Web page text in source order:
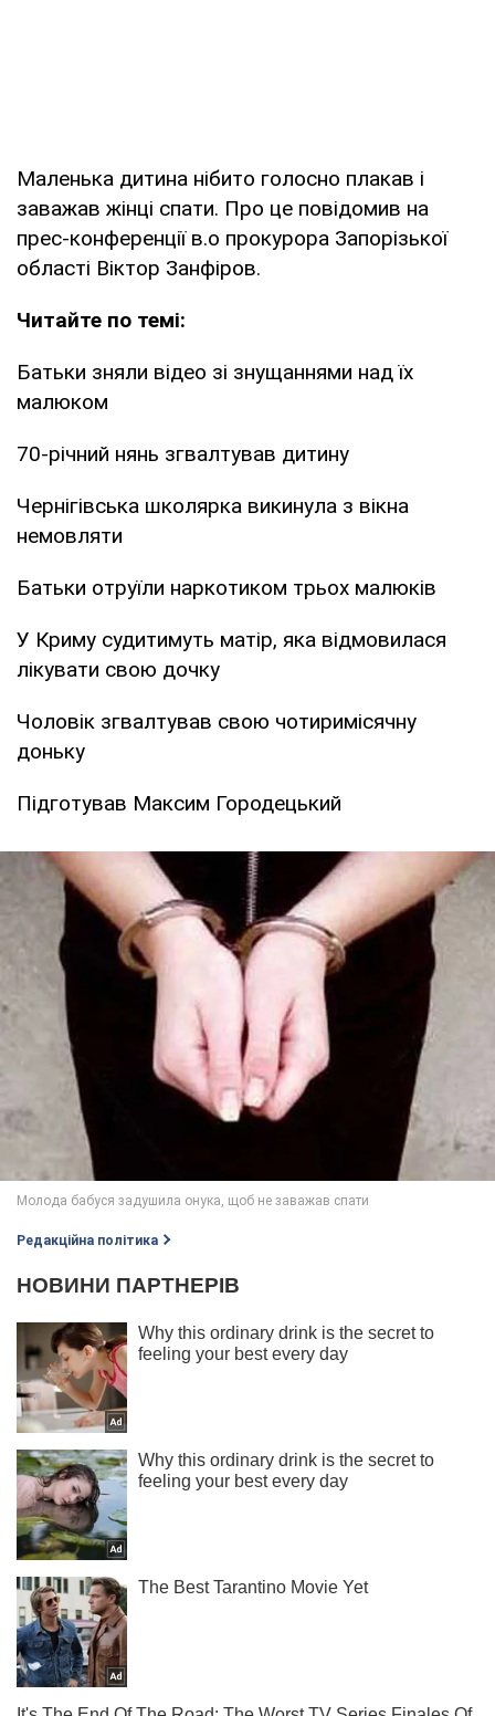
Маленька дитина нібито голосно плакав і
заважав жінці спати. Про це повідомив на
прес-конференції в.о прокурора Запорізької
області Віктор Занфіров.
Читайте по темі:
Батьки зняли відео зі знущаннями над їх
малюком
70-річний нянь згвалтував дитину
Чернігівська школярка викинула з вікна
немовляти
Батьки отруїли наркотиком трьох малюків
У Криму судитимуть матір, яка відмовилася
лікувати свою дочку
Чоловік згвалтував свою чотиримісячну
доньку
Підготував Максим Городецький
Редакційна політика